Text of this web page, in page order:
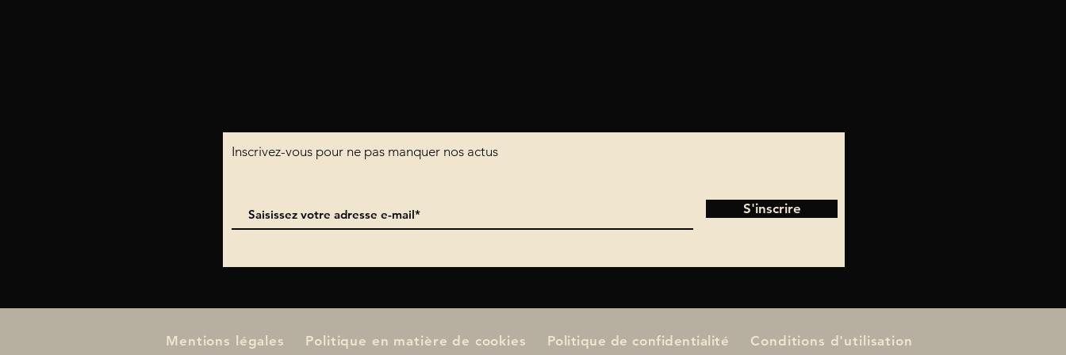
​Inscrivez-vous pour ne pas manquer nos actus
S'inscrire
Mentions légales Politique en matière de cookies Politique de confidentialité Conditions d'utilisation